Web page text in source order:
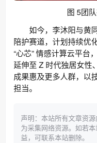
图 5团
如今，李沐阳与黄
陪护赛道，计划持续优
“心芯” 情感计算云平台
延伸至 Z 时代独居女性
成果惠及更多人群，以
担当。
声明：本站所有文章资
为采集网络资源。如若
益，可联系本站删除。